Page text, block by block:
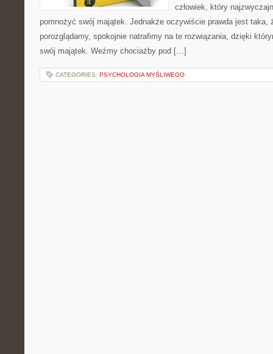
człowiek, który
pomnożyć swój majątek. Jednakże oczywiście prawda jest taka,
porozglądamy, spokojnie natrafimy na te rozwiązania, dzięki
swój majątek. Weźmy chociażby pod […]
CATEGORIES: PSYCHOLOGIA MYŚLIWEGO